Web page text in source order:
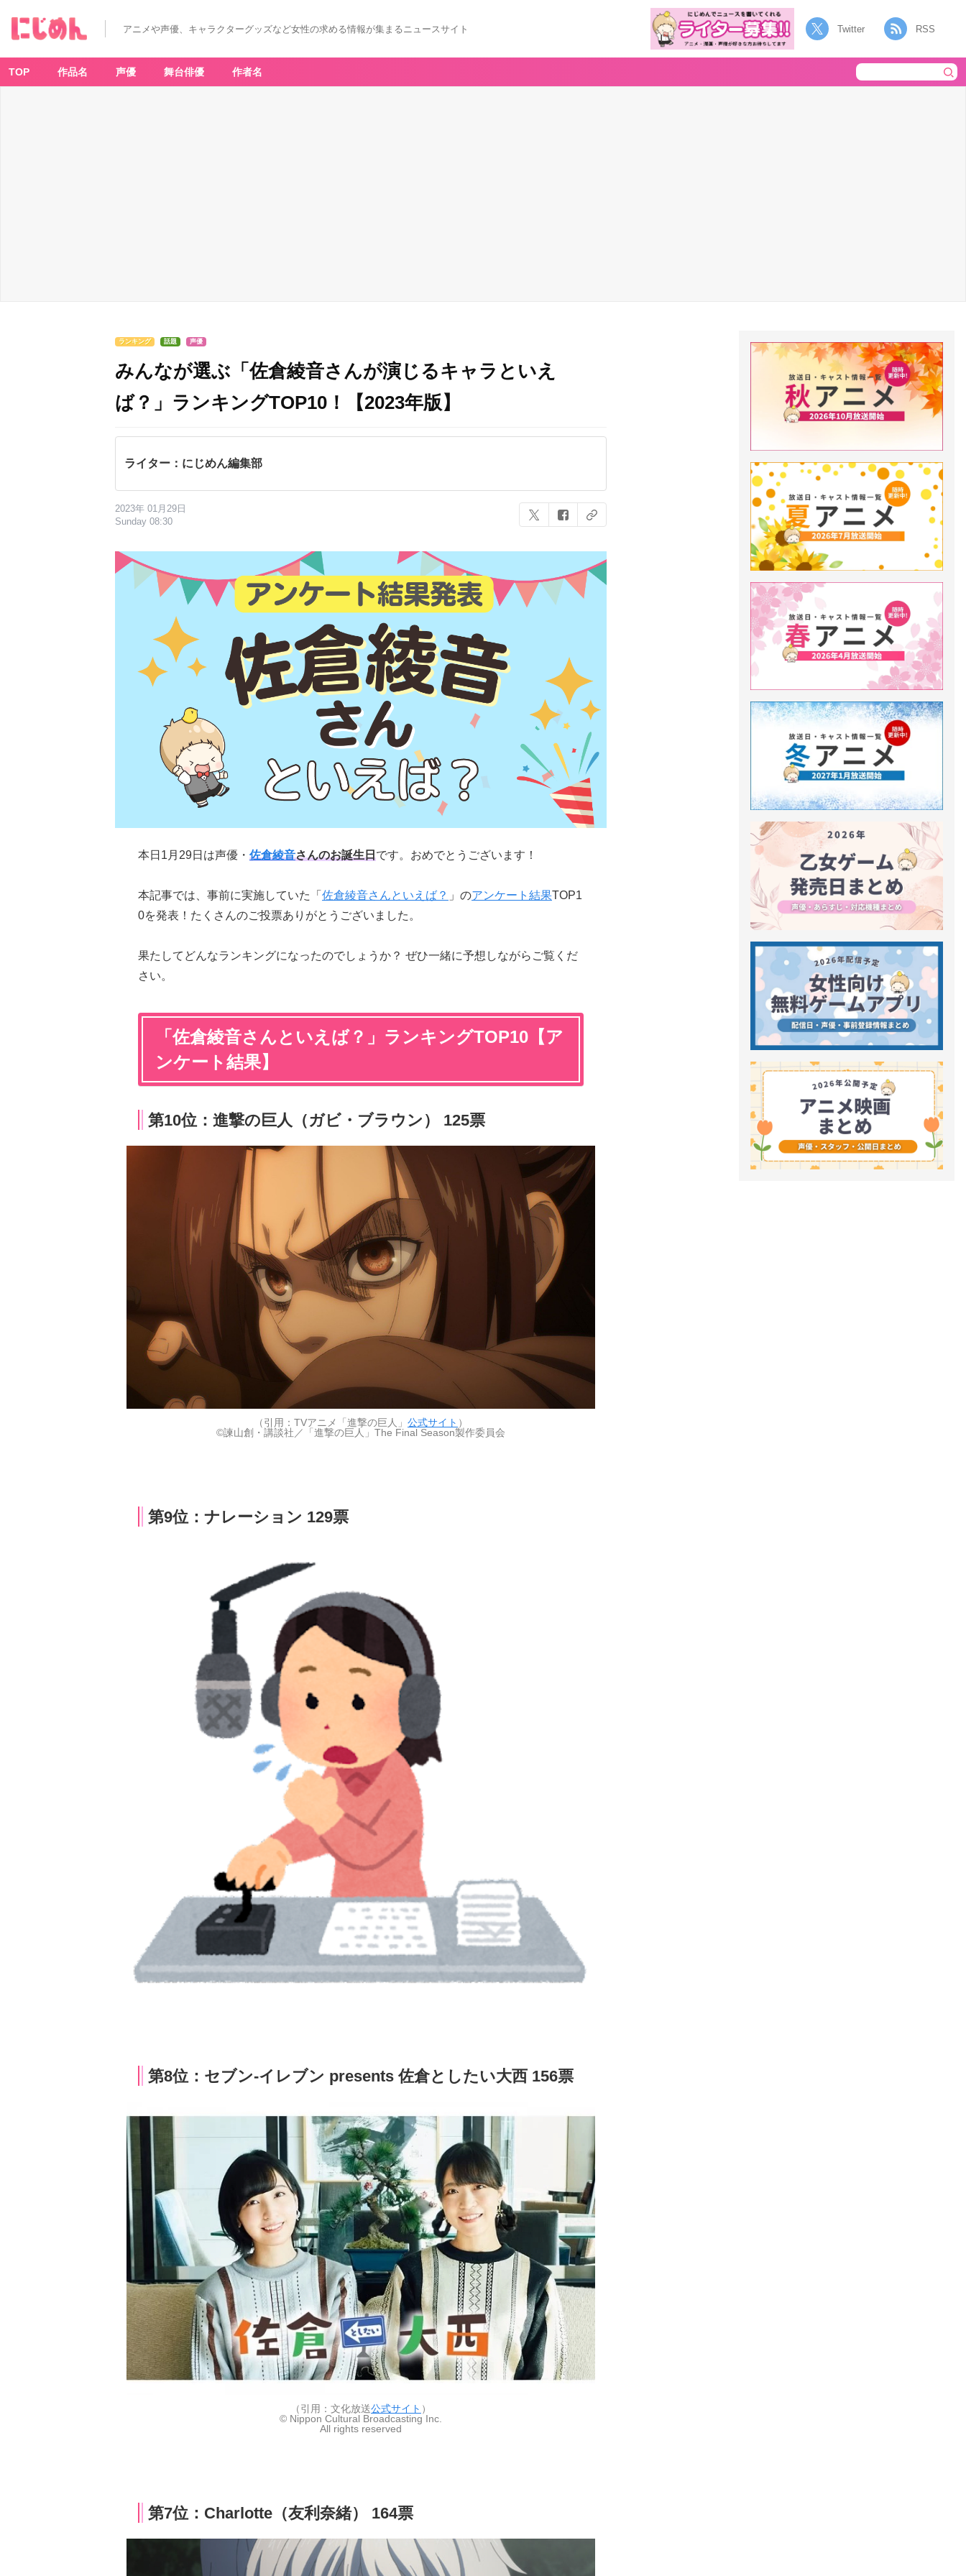
アニメや声優、キャラクターグッズなど女性の求める情報が集まるニュースサイト Twitter RSS
TOP 作品名 声優 舞台俳優 作者名
ランキング 話題 声優
みんなが選ぶ「佐倉綾音さんが演じるキャラといえ
ば？」ランキングTOP10！【2023年版】
ライター：にじめん編集部
2023年 01月29日
Sunday 08:30
本日1月29日は声優・ 佐倉綾音さんのお誕生日です。おめでとうございます！
本記事では、事前に実施していた「 佐倉綾音さんといえば？ 」のアンケート結果TOP1
0を発表！たくさんのご投票ありがとうございました。
果たしてどんなランキングになったのでしょうか？ ぜひ一緒に予想しながらご覧くだ
さい。
「佐倉綾音さんといえば？」ランキングTOP10【ア
ンケート結果】
第10位：進撃の巨人（ガビ・ブラウン） 125票
（引用：TVアニメ「進撃の巨人」 公式サイト ）
©諫山創・講談社／「進撃の巨人」The Final Season製作委員会
第9位：ナレーション 129票
第8位：セブン-イレブン presents 佐倉としたい大西 156票
（引用：文化放送公式サイト ）
© Nippon Cultural Broadcasting Inc.
All rights reserved
第7位：Charlotte（友利奈緒） 164票